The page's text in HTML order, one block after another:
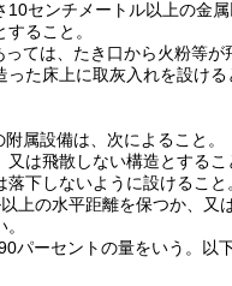
10センチメートル以上の金
ること。
ては、たき口から火粉等
た床上に取灰入れを設け
属設備は、次によること。
は飛散しない構造とするこ
下しないように設けること
上の水平距離を保つか、又
パーセントの量をいう。以